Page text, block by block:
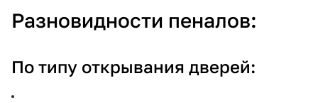
Разновидности пеналов:
По типу открывания дверей: